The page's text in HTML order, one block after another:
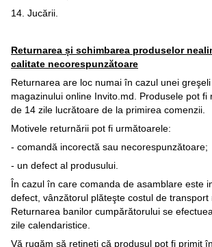
14. Jucării.
Returnarea și schimbarea produselor
calitate necorespunzătoare
Returnarea are loc numai în cazul unei
magazinului online Invito.md. Produsele pot fi
de 14 zile lucrătoare de la primirea comenzii.
Motivele returnării pot fi următoarele:
- comandă incorectă sau necorespunzătoare;
- un defect al produsului.
În cazul în care comanda de asamblare este
defect, vânzătorul plăteşte costul de transport
Returnarea banilor cumpărătorului se
zile calendaristice.
Vă rugăm să rețineți că produsul pot fi primit